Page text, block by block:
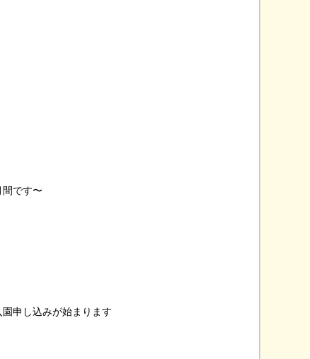
です〜
申し込みが始まります